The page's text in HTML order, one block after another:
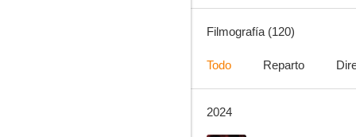
Filmografía (120)
Todo Reparto
2024